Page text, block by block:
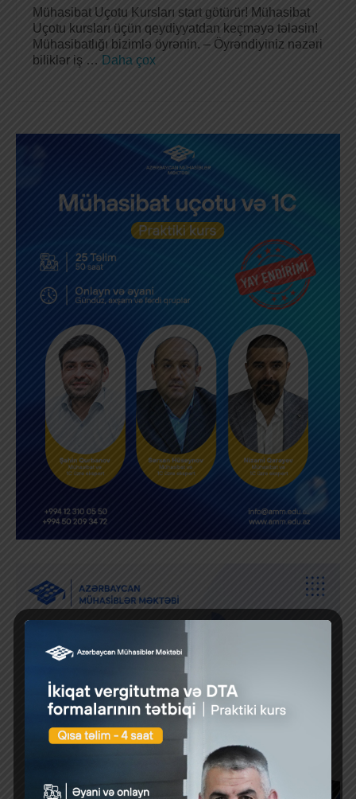
Mühasibat Uçotu Kursları start götürür! Mühasibat
Uçotu kursları üçün qeydiyyatdan keçməyə tələsin!
Mühasibatlığı bizimlə öyrənin. – Öyrəndiyiniz nəzəri
biliklər iş … Daha çox